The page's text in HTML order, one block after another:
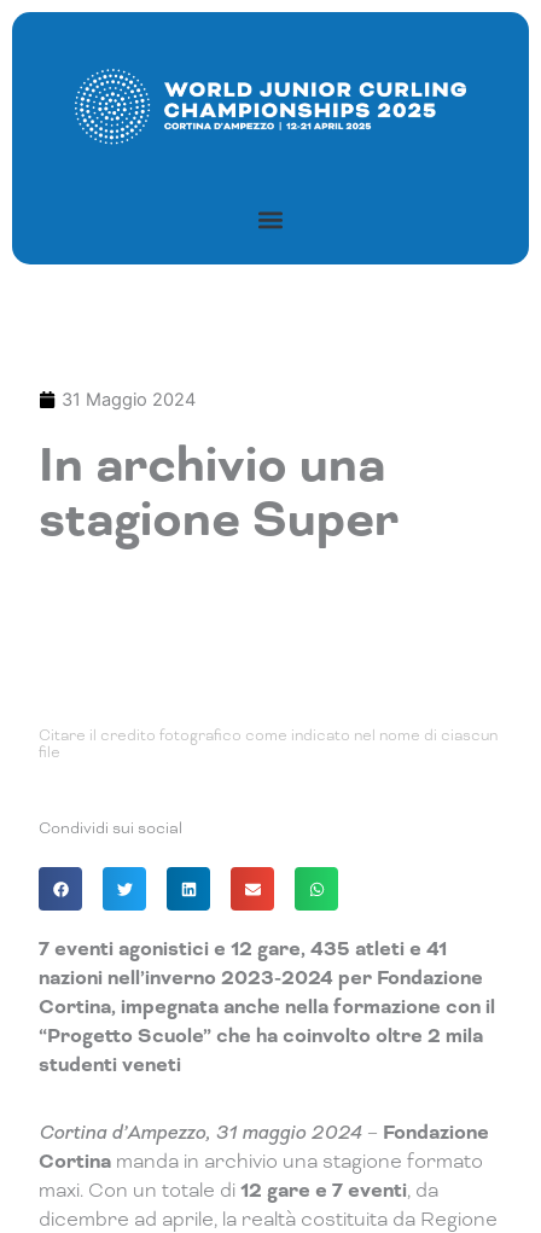
Vai
31 Maggio 2024
In archivio una
stagione Super
Citare il credito fotografico come indicato nel nome di ciascun
file
Condividi sui social
7 eventi agonistici e 12 gare, 435 atleti e 41
nazioni nell’inverno 2023-2024 per Fondazione
Cortina, impegnata anche nella formazione con il
“Progetto Scuole” che ha coinvolto oltre 2 mila
studenti veneti
Cortina d’Ampezzo, 31 maggio 2024 – Fondazione
Cortina manda in archivio una stagione formato
maxi. Con un totale di12 gare e 7 eventi, da
dicembre ad aprile, la realtà costituita da Regione